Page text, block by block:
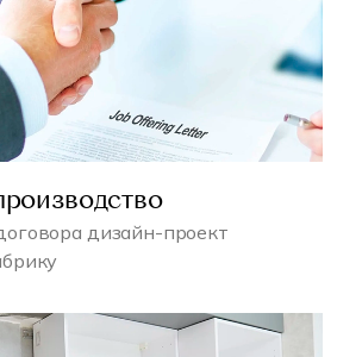
дизайн-проект